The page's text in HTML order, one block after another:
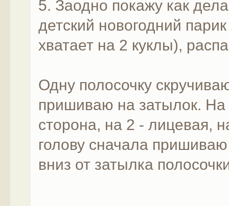
5. Заодно покажу как
детский новогодний
хватает на 2 куклы),
Одну полосочку
пришиваю на затылок.
сторона, на 2 - лицевая,
голову сначала
вниз от затылка